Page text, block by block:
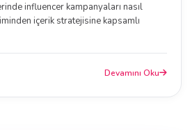
influencer kampanyaları nasıl
içerik stratejisine kapsamlı
Devamını Oku